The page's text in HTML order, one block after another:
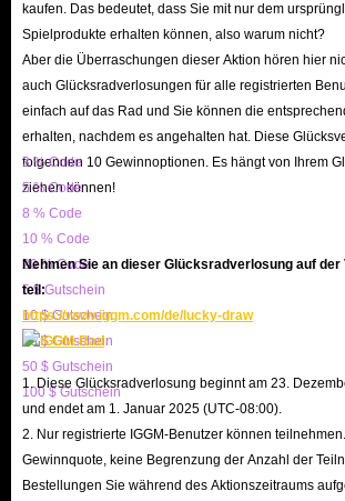
Was die Vorbestellungsbelohnungen vor jedem
Belohnungen, die Sie daraus erhalten, auch von der
vor dem Update ab, was sehr riskant ist. Wenn Sie
beste Wahl, Journey of Monarch-Diamanten von
Kaufen Sie Journey of Monarch-
IGGM.com und genießen Sie das
Aufgrund des Gacha-Spielmechanismus in Journey
normalen Ablauf des Spielprozesses sicherzustellen.
über einen großen Bestand an Diamanten und kann
Optionen anbieten, von mindestens 100 bis
hinaus verkürzt die extrem schnelle
erheblich.
Dadurch wird ein langsamer oder sogar
kaufen. Das bedeutet, dass Sie mit nur dem
Spielprodukte erhalten können, also warum nicht?
Aber die Überraschungen dieser Aktion hören hier
auch Glücksradverlosungen für alle registrierten
einfach auf das Rad und Sie können die
erhalten, nachdem es angehalten hat. Diese
folgenden 10 Gewinnoptionen. Es hängt von Ihrem
ziehen können!
3 % Code
5 % Code
8 % Code
10 % Code
20 % Code
5 $ Gutschein
10 $ Gutschein
20 $ Gutschein
50 $ Gutschein
100 $ Gutschein
Nehmen Sie an dieser Glücksradverlosung auf
teil:
https://www.iggm.com/de/lucky-draw
1. Diese Glücksradverlosung beginnt am 23.
und endet am 1. Januar 2025 (UTC-08:00).
2. Nur registrierte IGGM-Benutzer können
Gewinnquote, keine Begrenzung der Anzahl der
Bestellungen Sie während des Aktionszeitraums